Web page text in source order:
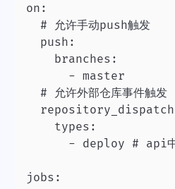
on:
  # 允许手动push触发
  push:
    branches:
      - master
  # 允许外部仓库事件触发
    types:
- deploy # api
jobs: